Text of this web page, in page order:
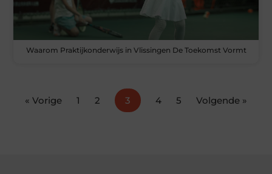
Waarom Praktijkonderwijs in Vlissingen De Toekomst Vormt
« Vorige 1 2 3 4 5 Volgende »